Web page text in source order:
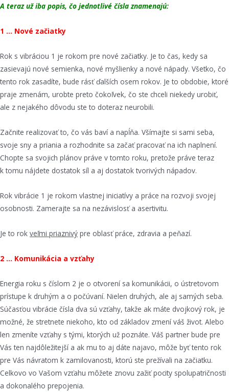
A teraz už iba popis, čo jednotlivé čísla znamenajú:
1 … Nové začiatky
Rok s vibráciou 1 je rokom pre nové začiatky. Je to čas, kedy sa
zasievajú nové semienka, nové myšlienky a nové nápady. Všetko, čo
tento rok zasadíte, bude rásť ďalších osem rokov. Je to obdobie, ktoré
praje zmenám, urobte preto čokoľvek, čo ste chceli niekedy urobiť,
ale z nejakého dôvodu ste to doteraz neurobili.
Začnite realizovať to, čo vás baví a napĺňa. Všímajte si sami seba,
svoje sny a priania a rozhodnite sa začať pracovať na ich naplnení.
Chopte sa svojich plánov práve v tomto roku, pretože práve teraz
k tomu nájdete dostatok síl a aj dostatok tvorivých nápadov.
Rok vibrácie 1 je rokom vlastnej iniciatívy a práce na rozvoji svojej
osobnosti. Zamerajte sa na nezávislosť a asertivitu.
Je to rok veľmi priaznivý pre oblasť práce, zdravia a peňazí.
2 … Komunikácia a vzťahy
Energia roku s číslom 2 je o otvorení sa komunikácii, o ústretovom
prístupe k druhým a o počúvaní. Nielen druhých, ale aj samých seba.
Súčasťou vibrácie čísla dva sú vzťahy, takže ak máte dvojkový rok, je
možné, že stretnete niekoho, kto od základov zmení váš život. Alebo
len zmeníte vzťahy s tými, ktorých už poznáte. Váš partner bude pre
Vás ten najdôležitejší a ak mu to aj dáte najavo, môže byť tento rok
pre Vás návratom k zamilovanosti, ktorú ste prežívali na začiatku.
Celkovo vo Vašom vzťahu môžete znovu zažiť pocity spolupatričnosti
a dokonalého prepojenia.